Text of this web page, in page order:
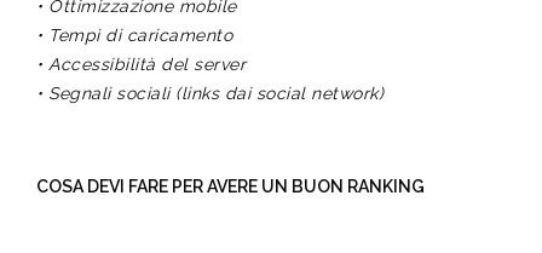
• Ottimizzazione mobile
• Tempi di caricamento
• Accessibilità del server
• Segnali sociali (links dai social network)
COSA DEVI FARE PER AVERE UN BUON RANKING